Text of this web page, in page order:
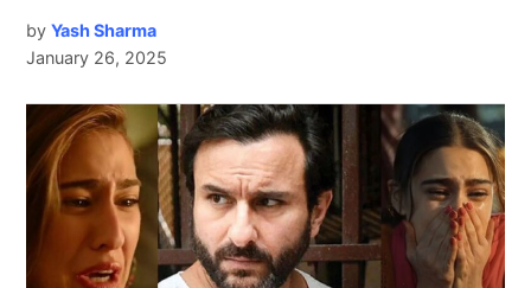
by Yash Sharma
January 26, 2025